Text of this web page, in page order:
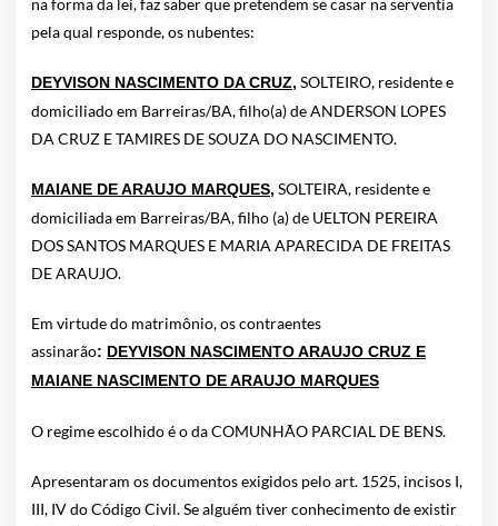
na forma da lei, faz saber que pretendem se casar na serventia
pela qual responde, os nubentes:
DEYVISON NASCIMENTO DA CRUZ, SOLTEIRO, residente e
domiciliado em Barreiras/BA, filho(a) de ANDERSON LOPES
DA CRUZ E TAMIRES DE SOUZA DO NASCIMENTO.
MAIANE DE ARAUJO MARQUES, SOLTEIRA, residente e
domiciliada em Barreiras/BA, filho (a) de UELTON PEREIRA
DOS SANTOS MARQUES E MARIA APARECIDA DE FREITAS
DE ARAUJO.
Em virtude do matrimônio, os contraentes
assinarão: DEYVISON NASCIMENTO ARAUJO CRUZ E
MAIANE NASCIMENTO DE ARAUJO MARQUES
O regime escolhido é o da COMUNHÃO PARCIAL DE BENS.
Apresentaram os documentos exigidos pelo art. 1525, incisos I,
III, IV do Código Civil. Se alguém tiver conhecimento de existir